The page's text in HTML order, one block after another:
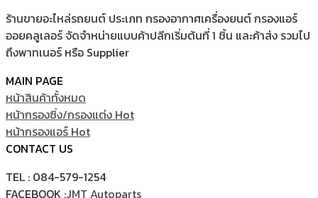
ร้านขายอะไหล่รถยนต์ ประเภท กรองอากาศเครื่องยนต์ กรองแอร์
ออยคลูเลอร์ จัดจำหน่ายแบบค้าปลีกเริ่มต้นที่ 1 ชิ้น และค้าส่ง รวมไป
ถึงพาทเนอร์ หรือ Supplier
MAIN PAGE
หน้าสินค้าทั้งหมด
หน้ากรองซิ่ง/กรองแต่ง
หน้ากรองแอร์
CONTACT US
TEL : 084-579-1254
FACEBOOK :JMT Autoparts